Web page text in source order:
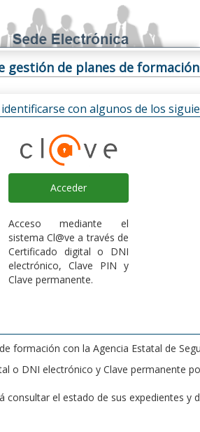
gestión de planes de formación
con algunos de los
Acceder
Acceso mediante el
sistema Cl@ve a través de
Certificado digital o DNI
electrónico, Clave PIN y
Clave permanente.
formación con la Agencia Estatal de
o DNI electrónico y Clave permanente
consultar el estado de sus expedientes y